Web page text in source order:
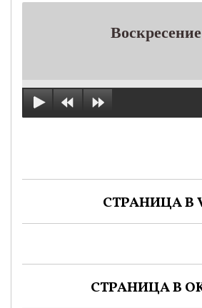
СТРАНИЦА В
СТРАНИЦА В